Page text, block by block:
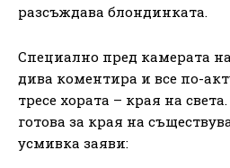
разсъждава блондинката.
Специално пред камерата
дива коментира и все по-
тресе хората – края на
готова за края на
усмивка заяви: